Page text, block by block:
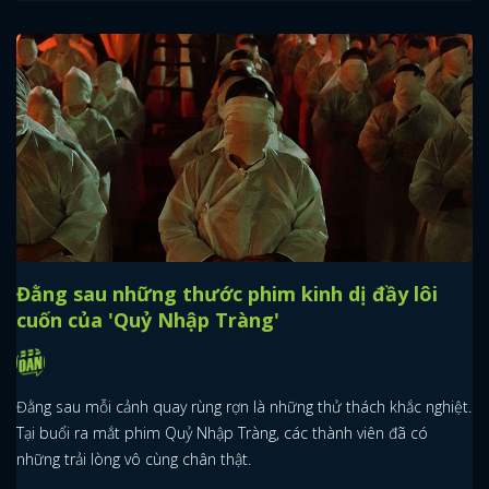
Đằng sau những thước phim kinh dị đầy lôi
cuốn của 'Quỷ Nhập Tràng'
Đằng sau mỗi cảnh quay rùng rợn là những thử thách khắc nghiệt.
Tại buổi ra mắt phim Quỷ Nhập Tràng, các thành viên đã có
những trải lòng vô cùng chân thật.